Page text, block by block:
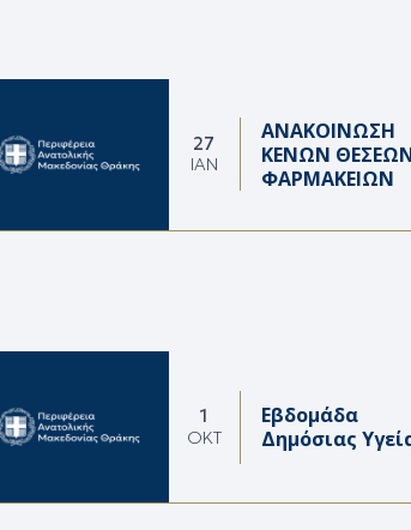
27
ΙΑΝ
ΑΝΑΚΟΙΝΩΣΗ
ΚΕΝΩΝ
ΦΑΡΜΑΚΕΙΩΝ
1
ΟΚΤ
Εβδομάδα
Δημόσιας